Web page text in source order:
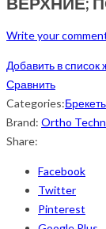
Write your
Добавить в список
Сравнить
Categories:
Brand: Ortho
Share:
Facebook
Twitter
Pinterest